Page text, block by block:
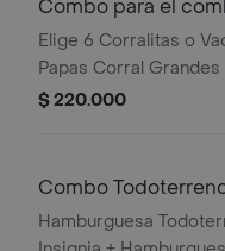
Combo para el
Elige 6 Corralitas o
Papas Corral
carne, guacamole,
$ 220.000
Combo
Hamburguesa